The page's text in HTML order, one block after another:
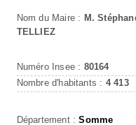
Nom du Maire : M.
TELLIEZ
Numéro Insee : 80164
Nombre d'habitants : 4 413
Département :Somme